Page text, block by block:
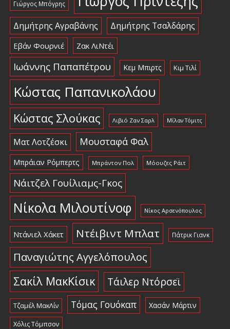
Γιώργος Μπόγρης
Δημήτρης Αγραβάνης Δημήτρης Τσαλδάρης
Εβάν Φουρνιέ Ζακ ΛιΝτέι
Ιωάννης Παπαπέτρου Κεμ Μπιρτς Κιμ Τιλί
Κώστας Παπανικολάου
Κώστας Σλούκας Λιβιό Ζαν Σαρλ Μίλαν Τόμιτς
Ματ Λοτζέσκι Μουσταφά Φαλ
Μπράιαν Ρόμπερτς Μπράντον Πολ Μόουζες Ράιτ
Νάιτζελ Γουίλιαμς-Γκος
Νίκολα Μιλουτίνοφ Νίκος Αρσενόπουλος
Ντάνιελ Χάκετ Ντέιβιντ Μπλατ Πάτρικ Γιανκ
Παναγιώτης Αγγελόπουλος
Σακίλ ΜακΚίσικ Τάιλερ Ντόρσεϊ
Τζαμέλ ΜακΛίν Τόμας Γουόκαπ Χασάν Μάρτιν
Χόλις Τόμπσον